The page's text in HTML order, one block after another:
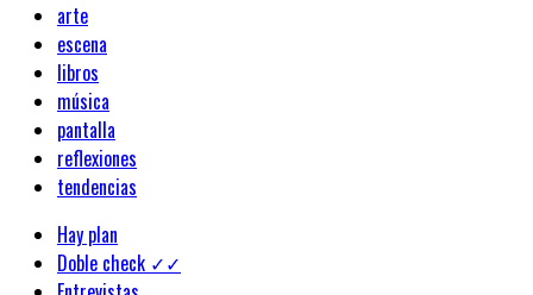
arte
escena
libros
música
pantalla
reflexiones
tendencias
Hay plan
Doble check ✓✓